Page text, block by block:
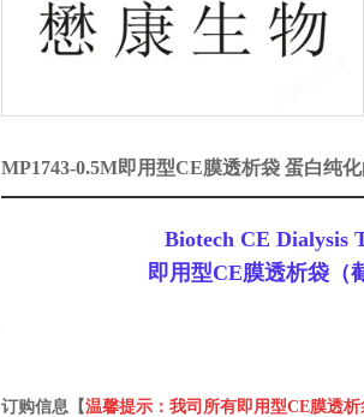
MP1743-0.5M即用型CE膜透析袋 蛋白纯化
Biotech CE Dialysis
即用型CE膜透析袋（
订购信息【温馨提示：我司所有即用型CE膜透